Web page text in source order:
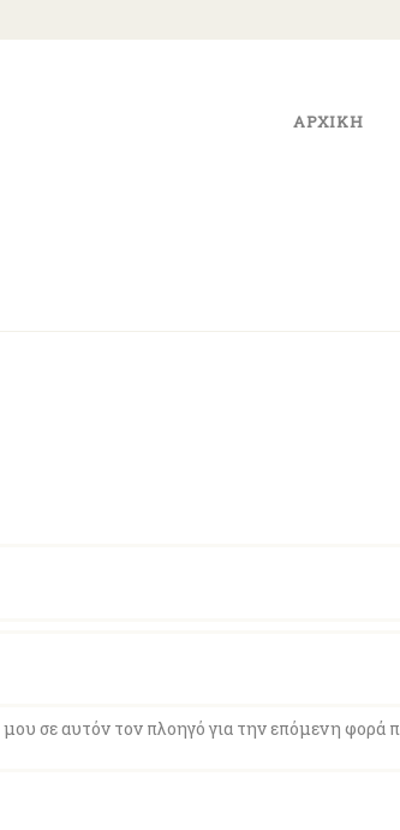
ΑΡΧΙΚΗ
σε αυτόν τον πλοηγό για την επόμενη φορά